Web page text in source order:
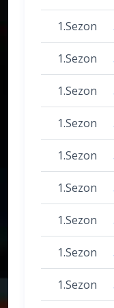
1.Sezon
1.Sezon
1.Sezon
1.Sezon
1.Sezon
1.Sezon
1.Sezon
1.Sezon
1.Sezon